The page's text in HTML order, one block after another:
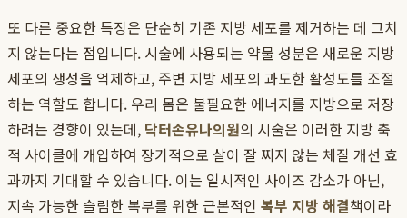
또 다른 중요한 특징은 단순히 기존 지방 세포를 제거하는 데 그치
지 않는다는 점입니다. 시술에 사용되는 약물 성분은 새로운 지방
세포의 생성을 억제하고, 주변 지방 세포의 과도한 활성도를 조절
하는 역할도 합니다. 우리 몸은 불필요한 에너지를 지방으로 저장
하려는 경향이 있는데, 닥터손유나의원의 시술은 이러한 지방 축
적 사이클에 개입하여 장기적으로 살이 잘 찌지 않는 체질 개선 효
과까지 기대할 수 있습니다. 이는 일시적인 사이즈 감소가 아닌,
지속 가능한 슬림한 복부를 위한 근본적인 복부 지방 해결책이라